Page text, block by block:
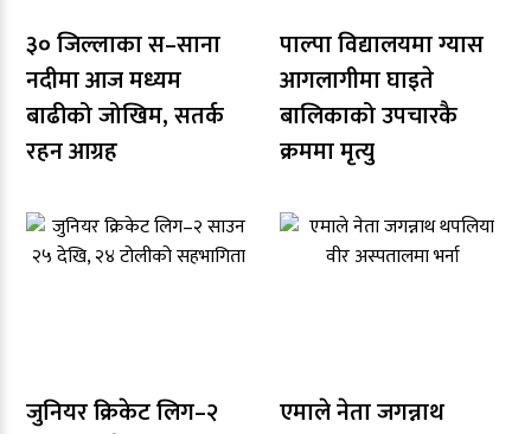
३० जिल्लाका स–साना
नदीमा आज मध्यम
बाढीको जोखिम, सतर्क
रहन आग्रह
पाल्पा विद्यालयमा ग्यास
आगलागीमा घाइते
बालिकाको उपचारकै
क्रममा मृत्यु
जुनियर क्रिकेट लिग–२
एमाले नेता जगन्नाथ